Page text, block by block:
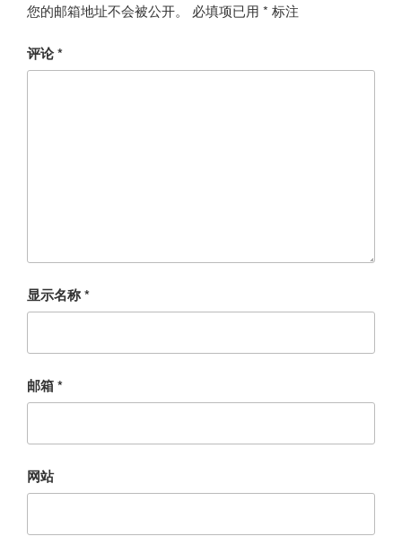
您的邮箱地址不会被公开。 必填项已用 * 标注
评论*
显示名称*
邮箱*
网站